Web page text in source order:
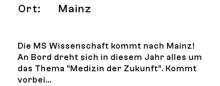
Ort:
Mainz
Die MS Wissenschaft kommt nach Mainz!
An Bord dreht sich in diesem Jahr alles um
das Thema "Medizin der Zukunft". Kommt
vorbei...